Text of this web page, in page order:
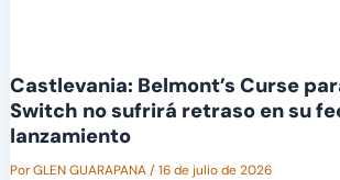
Castlevania: Belmont’s Curse
Switch no sufrirá retraso en su
lanzamiento
PorGLEN GUARAPANA/16 de julio de 2026